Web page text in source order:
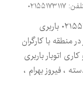
۰۲۱۵۵۱۷۳۱۱۷
اتوبارچهاردانگه ۰۲۱۵۵۱۷۳۱۱۷ باربری
منطقه با کارگران
اتوبار باربری
، فیروز بهرام ،